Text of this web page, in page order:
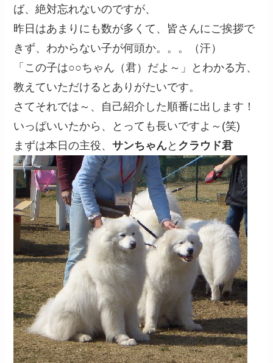
ば、絶対忘れないのですが、
昨日はあまりにも数が多くて、皆さんにご挨拶で
きず、わからない子が何頭か。。。（汗）
「この子は○○ちゃん（君）だよ～」とわかる方、
教えていただけるとありがたいです。
さてそれでは～、自己紹介した順番に出します！
いっぱいいたから、とっても長いですよ～(笑)
まずは本日の主役、サンちゃんと クラウド君